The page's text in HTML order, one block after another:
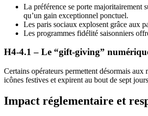
La préférence se porte majoritairement
qu’un gain exceptionnel ponctuel.
Les paris sociaux explosent grâce aux
Les programmes fidélité saisonniers
H4‑4.1 – Le “gift‑giving”
Certains opérateurs permettent désormais
icônes festives et expirent au bout de sept
Impact réglementaire et